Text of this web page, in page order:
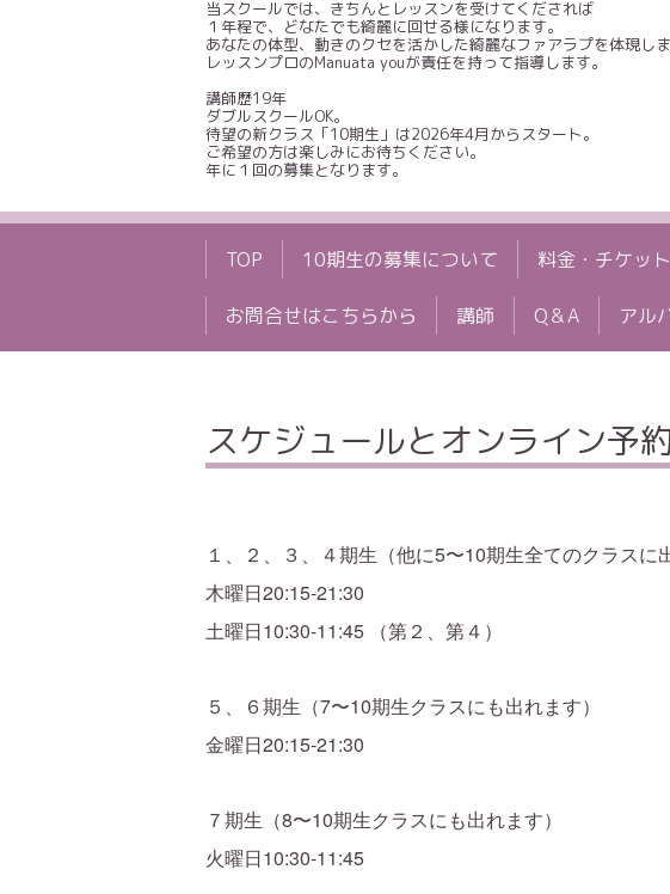
当スクールでは、きちんとレッスンを受けてくだされば
１年程で、どなたでも綺麗に回せる様になります。
あなたの体型、動きのクセを活かした綺麗なファアラプを体現しま
レッスンプロのManuata youが責任を持って指導します。
講師歴19年
ダブルスクールOK。
待望の新クラス「10期生」は2026年4月からスタート。
ご希望の方は楽しみにお待ちください。
年に１回の募集となります。
TOP 10期生の募集について 料金・チケッ
お問合せはこちらから 講師 Q＆A アル
スケジュールとオンライン予
１、２、３、４期生（他に5〜10期生全てのクラスに
木曜日20:15-21:30
土曜日10:30-11:45 （第２、第４）
５、６期生（7〜10期生クラスにも出れます）
金曜日20:15-21:30
７期生（8〜10期生クラスにも出れます）
火曜日10:30-11:45